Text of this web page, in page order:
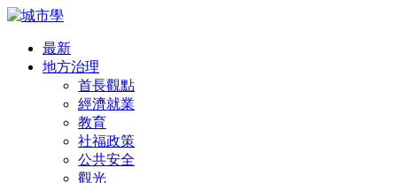
最新
地方治理
首長觀點
經濟就業
教育
社福政策
公共安全
觀光